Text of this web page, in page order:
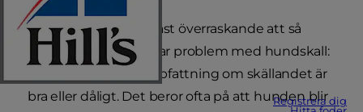
Registrera dig
""Tyst!"Det är knappast överraskande att så
många hundägare har problem med hundskall:
hundar har ingen uppfattning om skällandet är
bra eller dåligt. Det beror ofta på att hunden blir